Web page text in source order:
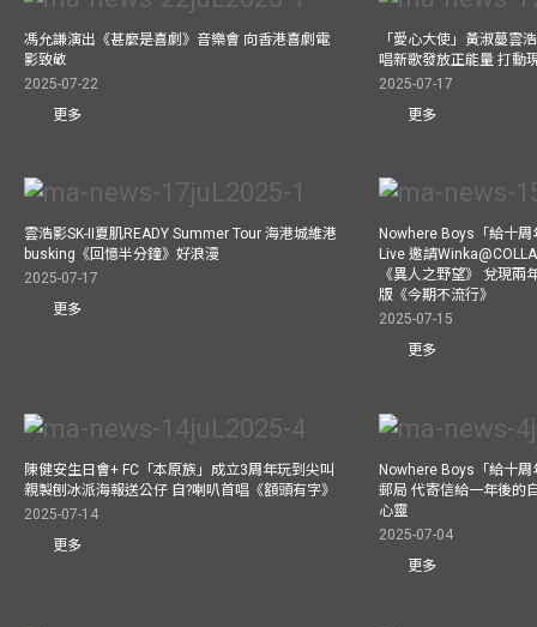
馮允謙演出《甚麼是喜劇》音樂會 向香港喜劇電
影致敬
2025-07-22
更多
「愛心大使」黃淑蔓雲
唱新歌發放正能量 打動
2025-07-17
更多
雲浩影SK-II夏肌READY Summer Tour 海港城維港
busking《回憶半分鐘》好浪漫
2025-07-17
更多
Nowhere Boys「給十
Live 邀請
《異人之野望》 兌現兩
版《今期不流行》
2025-07-15
更多
陳健安生日會+ FC「本原族」成立3周年玩到尖叫
親製刨冰派海報送公仔 自?喇叭首唱《額頭有字》
2025-07-14
更多
Nowhere Boys「給十
郵局 代寄信給一年後的
心靈
2025-07-04
更多